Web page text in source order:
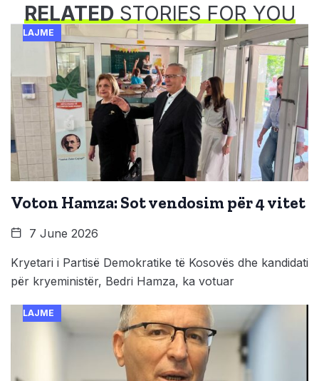
RELATEDSTORIES FOR YOU
LAJME
Voton Hamza: Sot vendosim për 4 vitet
7 June 2026
Kryetari i Partisë Demokratike të Kosovës dhe kandidati
për kryeministër, Bedri Hamza, ka votuar
LAJME